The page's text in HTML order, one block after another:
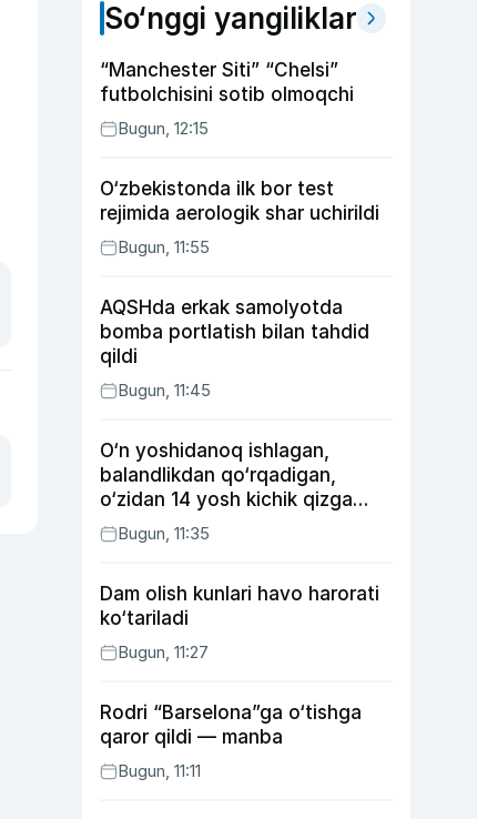
So‘nggi yangiliklar
“Manchester Siti” “Chelsi”
futbolchisini sotib olmoqchi
Bugun, 12:15
O‘zbekistonda ilk bor test
rejimida aerologik shar uchirildi
Bugun, 11:55
AQSHda erkak samolyotda
bomba portlatish bilan tahdid
qildi
Bugun, 11:45
O‘n yoshidanoq ishlagan,
balandlikdan qo‘rqadigan,
o‘zidan 14 yosh kichik qizga
uylangan Yorqinxo‘ja Umarov
34 yoshda
Bugun, 11:35
Dam olish kunlari havo harorati
ko‘tariladi
Bugun, 11:27
Rodri “Barselona”ga o‘tishga
qaror qildi — manba
Bugun, 11:11